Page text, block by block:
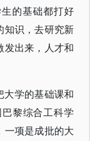
的基础都打好
知识，去研究新
发出来，人才和
大学的基础课和
黎综合工科学
一项是成批的大